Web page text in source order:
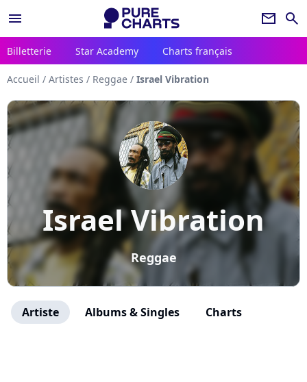
menu newsletter search
Billetterie Star Academy Charts français
Accueil / Artistes / Reggae / Israel Vibration
Israel Vibration
Reggae
Artiste Albums & Singles Charts